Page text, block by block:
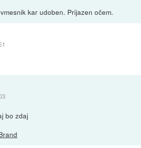
kar udoben. Prijazen očem.
bo zdaj